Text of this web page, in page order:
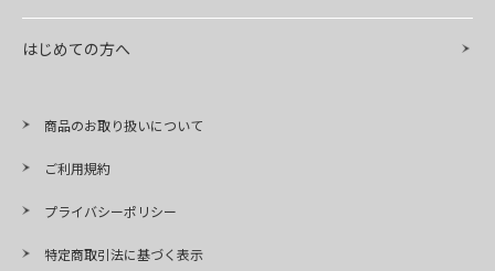
はじめての方へ
商品のお取り扱いについて
ご利用規約
プライバシーポリシー
特定商取引法に基づく表示